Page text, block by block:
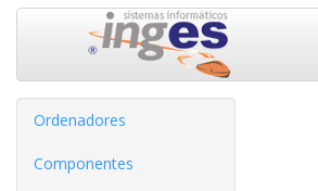
Ordenadores
Componentes